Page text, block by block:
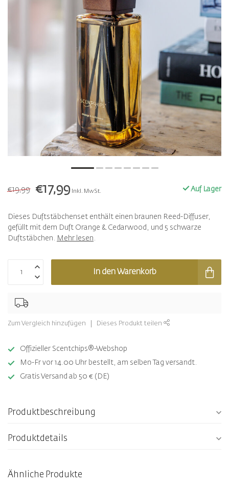
€19,99 €17,99 Inkl. MwSt. Auf Lager
Dieses Duftstäbchenset enthält einen braunen Reed-Diffuser,
gefüllt mit dem Duft Orange & Cedarwood, und 5 schwarze
Duftstäbchen. Mehr lesen .
In den Warenkorb
Zum Vergleich hinzufügen Dieses Produkt teilen
Offizieller Scentchips®-Webshop
Mo-Fr vor 14.00 Uhr bestellt, am selben Tag versandt.
Gratis Versand ab 50 € (DE)
Produktbeschreibung
Produktdetails
Ähnliche Produkte